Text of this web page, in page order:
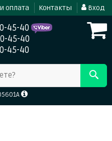
оплата Контакты Вход
45-40
45-40
45-40